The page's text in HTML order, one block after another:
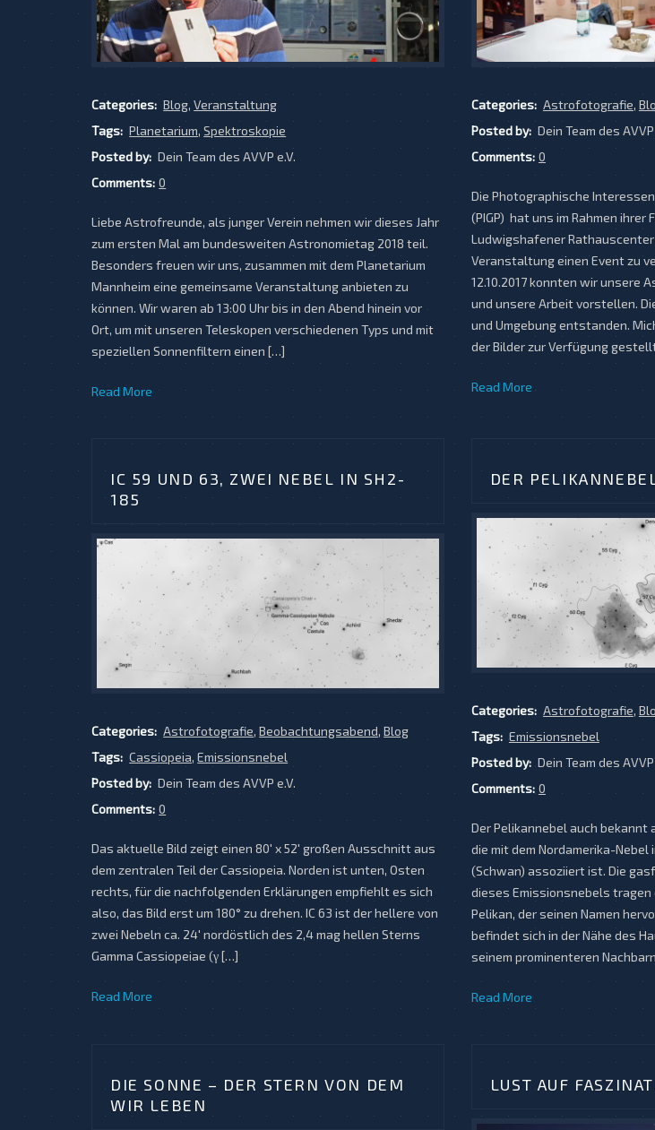
Categories: Blog,Veranstaltung
Tags: Planetarium,Spektroskopie
Posted by: Dein Team des AVVP e.V.
Comments: 0
Liebe Astrofreunde, als junger Verein nehmen wir dieses Jahr
zum ersten Mal am bundesweiten Astronomietag 2018 teil.
Besonders freuen wir uns, zusammen mit dem Planetarium
Mannheim eine gemeinsame Veranstaltung anbieten zu
können. Wir waren ab 13:00 Uhr bis in den Abend hinein vor
Ort, um mit unseren Teleskopen verschiedenen Typs und mit
speziellen Sonnenfiltern einen […]
Read More
Categories: Astrofotografie,
Posted by: Dein Team des AVVP
Comments: 0
Die Photographische
(PIGP) hat uns im Rahmen
Ludwigshafener Rathauscenter
Veranstaltung einen Event zu
12.10.2017 konnten wir unsere
und unsere Arbeit vorstellen.
und Umgebung entstanden.
der Bilder zur Verfügung
Read More
IC 59 UND 63, ZWEI NEBEL IN SH2-
185
Categories: Astrofotografie,Beobachtungsabend,Blog
Tags: Cassiopeia,Emissionsnebel
Posted by: Dein Team des AVVP e.V.
Comments: 0
Das aktuelle Bild zeigt einen 80′ x 52′ großen Ausschnitt aus
dem zentralen Teil der Cassiopeia. Norden ist unten, Osten
rechts, für die nachfolgenden Erklärungen empfiehlt es sich
also, das Bild erst um 180° zu drehen. IC 63 ist der hellere von
zwei Nebeln ca. 24′ nordöstlich des 2,4 mag hellen Sterns
Gamma Cassiopeiae (γ […]
Read More
DER
Categories: Astrofotografie,
Tags: Emissionsnebel
Posted by: Dein Team des AVVP
Comments: 0
Der Pelikannebel auch bekannt
die mit dem Nordamerika-
(Schwan) assoziiert ist. Die
dieses Emissionsnebels tragen
Pelikan, der seinen Namen
befindet sich in der Nähe des
seinem prominenteren
Read More
DIE SONNE – DER STERN VON DEM
WIR LEBEN
LUST AUF